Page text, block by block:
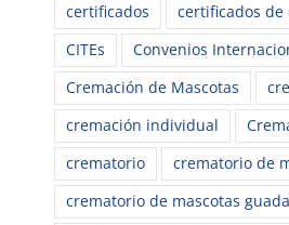
certificados
certificados de
CITEs
Convenios
Cremación de Mascotas
cremación individual
crematorio
crematorio de
crematorio de mascotas